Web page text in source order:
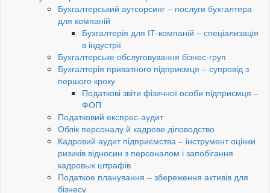
Бухгалтерський аутсорсинг – послуги бухгалтера
для компаній
Бухгалтерія для ІТ-компаній – спеціализація
в індустрії
Бухгалтерське обслуговування бізнес-груп
Бухгалтерія приватного підприємця – супровід з
першого кроку
Податкові звіти фізичної особи підприємця –
ФОП
Податковий експрес-аудит
Облік персоналу й кадрове діловодство
Кадровий аудит підприємства – інструмент оцінки
ризиків відносин з персоналом і запобігання
кадровых штрафів
Податкое планування – збереження активів для
бізнесу